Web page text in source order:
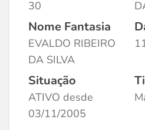
30
Nome Fantasia
EVALDO RIBEIRO
DA SILVA
Situação
ATIVO desde
03/11/2005